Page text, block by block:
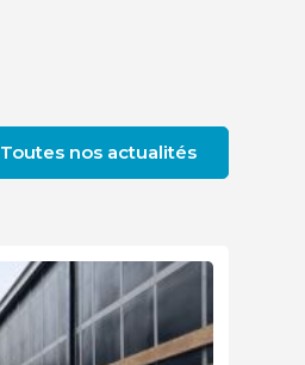
Toutes nos actualités